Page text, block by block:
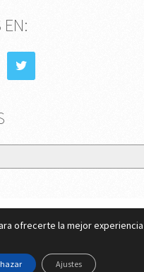
EN:
Copyright © 2026.
Legales y Privacidad
ofrecerte la mejor
Ajustes